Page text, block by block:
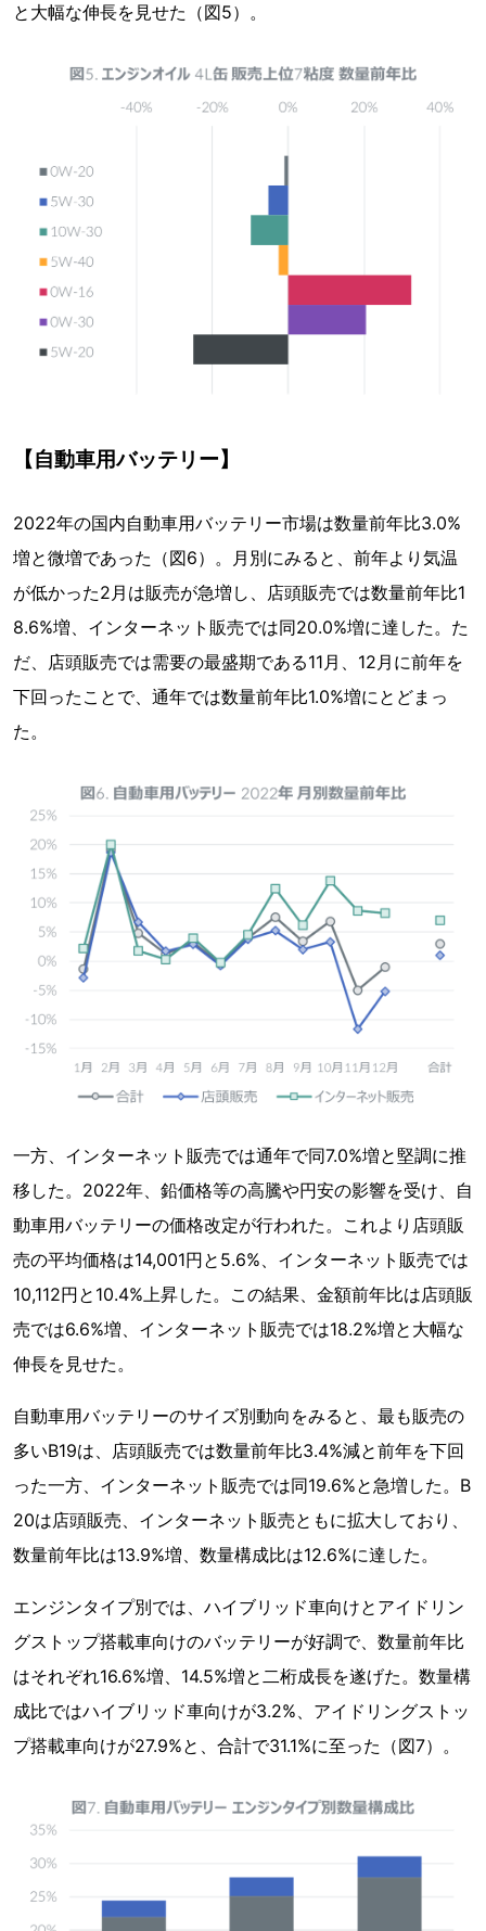
と大幅な伸長を見せた（図5）。
【自動車用バッテリー】
2022年の国内自動車用バッテリー市場は数量前年比3.0%
増と微増であった（図6）。月別にみると、前年より気温
が低かった2月は販売が急増し、店頭販売では数量前年比1
8.6%増、インターネット販売では同20.0%増に達した。た
だ、店頭販売では需要の最盛期である11月、12月に前年を
下回ったことで、通年では数量前年比1.0%増にとどまっ
た。
一方、インターネット販売では通年で同7.0%増と堅調に推
移した。2022年、鉛価格等の高騰や円安の影響を受け、自
動車用バッテリーの価格改定が行われた。これより店頭販
売の平均価格は14,001円と5.6%、インターネット販売では
10,112円と10.4%上昇した。この結果、金額前年比は店頭販
売では6.6%増、インターネット販売では18.2%増と大幅な
伸長を見せた。
自動車用バッテリーのサイズ別動向をみると、最も販売の
多いB19は、店頭販売では数量前年比3.4%減と前年を下回
った一方、インターネット販売では同19.6%と急増した。B
20は店頭販売、インターネット販売ともに拡大しており、
数量前年比は13.9%増、数量構成比は12.6%に達した。
エンジンタイプ別では、ハイブリッド車向けとアイドリン
グストップ搭載車向けのバッテリーが好調で、数量前年比
はそれぞれ16.6%増、14.5%増と二桁成長を遂げた。数量構
成比ではハイブリッド車向けが3.2%、アイドリングストッ
プ搭載車向けが27.9%と、合計で31.1%に至った（図7）。